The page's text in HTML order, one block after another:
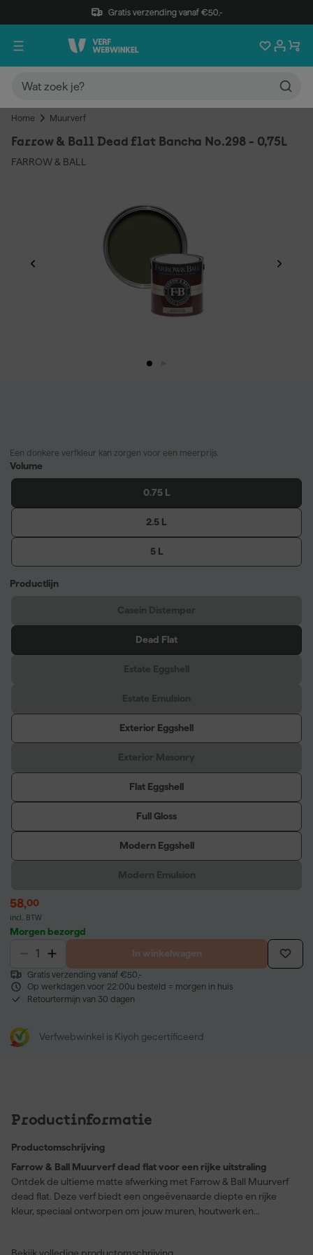
Gratis verzending vanaf €50,-
Home Muurverf
Farrow & Ball Dead flat Bancha No.298 - 0,75L
FARROW & BALL
Een donkere verfkleur kan zorgen voor een meerprijs.
Volume
0.75 L
2.5 L
5 L
Productlijn
Dead Flat
Exterior Eggshell
Flat Eggshell
Full Gloss
Modern Eggshell
58,00
incl. BTW
Morgen bezorgd
In winkelwagen
Gratis verzending vanaf €50,-
Op werkdagen voor 22:00u besteld = morgen in huis
Retourtermijn van 30 dagen
Verfwebwinkel is Kiyoh gecertificeerd
Productinformatie
Productomschrijving
Farrow & Ball Muurverf dead flat voor een rijke uitstraling
Ontdek de ultieme matte afwerking met Farrow & Ball Muurverf
dead flat. Deze verf biedt een ongeëvenaarde diepte en rijke
kleur, speciaal ontworpen om jouw muren, houtwerk en
Bekijk volledige productomschrijving